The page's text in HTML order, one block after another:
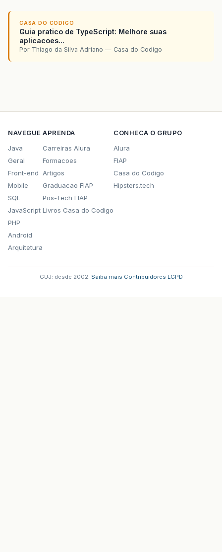
CASA DO CODIGO
Guia pratico de TypeScript: Melhore suas
aplicacoes...
Por Thiago da Silva Adriano — Casa do Codigo
NAVEGUE
Java
Geral
Front-end
Mobile
SQL
JavaScript
PHP
Android
Arquitetura
APRENDA
Carreiras Alura
Formacoes
Artigos
Graduacao FIAP
Pos-Tech FIAP
Livros Casa do Codigo
CONHECA O GRUPO
Alura
FIAP
Casa do Codigo
Hipsters.tech
GUJ: desde 2002. Saiba mais Contribuidores LGPD